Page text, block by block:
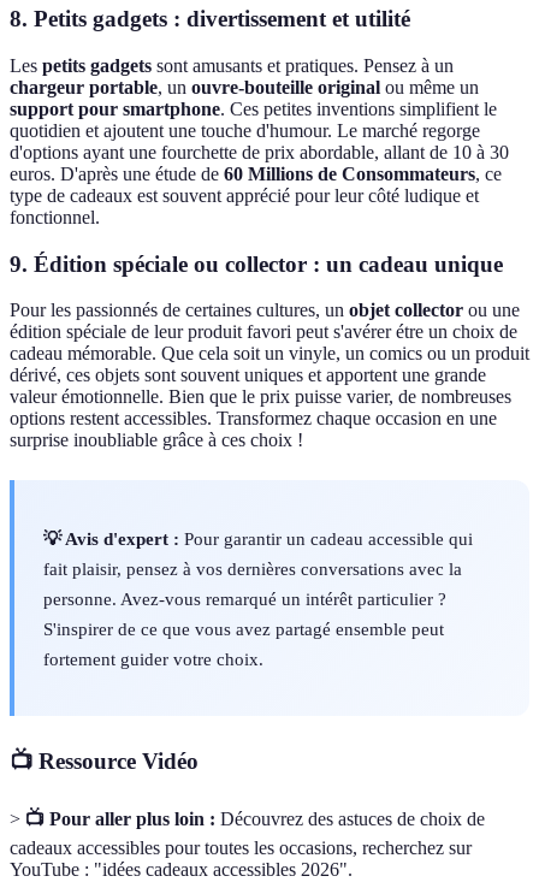
8. Petits gadgets : divertissement et utilité
Les petits gadgets sont amusants et pratiques. Pensez à un
chargeur portable, un ouvre-bouteille original ou même un
support pour smartphone. Ces petites inventions simplifient le
quotidien et ajoutent une touche d'humour. Le marché regorge
d'options ayant une fourchette de prix abordable, allant de 10 à 30
euros. D'après une étude de 60 Millions de Consommateurs, ce
type de cadeaux est souvent apprécié pour leur côté ludique et
fonctionnel.
9. Édition spéciale ou collector : un cadeau unique
Pour les passionnés de certaines cultures, un objet collector ou une
édition spéciale de leur produit favori peut s'avérer étre un choix de
cadeau mémorable. Que cela soit un vinyle, un comics ou un produit
dérivé, ces objets sont souvent uniques et apportent une grande
valeur émotionnelle. Bien que le prix puisse varier, de nombreuses
options restent accessibles. Transformez chaque occasion en une
surprise inoubliable grâce à ces choix !
💡 Avis d'expert : Pour garantir un cadeau accessible qui
fait plaisir, pensez à vos dernières conversations avec la
personne. Avez-vous remarqué un intérêt particulier ?
S'inspirer de ce que vous avez partagé ensemble peut
fortement guider votre choix.
📺 Ressource Vidéo
> 📺 Pour aller plus loin : Découvrez des astuces de choix de
cadeaux accessibles pour toutes les occasions, recherchez sur
YouTube : "idées cadeaux accessibles 2026".